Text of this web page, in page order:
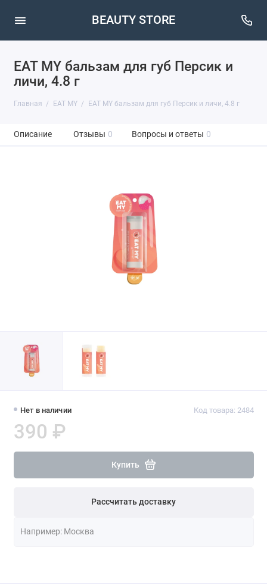
BEAUTY STORE
EAT MY бальзам для губ Персик и
личи, 4.8 г
Главная EAT MY EAT MY бальзам для губ Персик и личи, 4.8 г
Описание Отзывы 0 Вопросы и ответы 0
Нет в наличии Код товара: 2484
390 ₽
Купить
Рассчитать доставку